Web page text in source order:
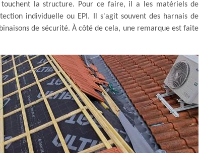
la structure. Pour ce faire, il a les matériels de
individuelle ou EPI. Il s'agit souvent des harnais de
de sécurité. À côté de cela, une remarque est faite